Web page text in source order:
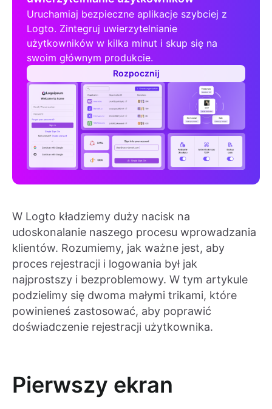
Uruchamiaj bezpieczne aplikacje szybciej z
Logto. Zintegruj uwierzytelnianie
użytkowników w kilka minut i skup się na
swoim głównym produkcie.
Rozpocznij
W Logto kładziemy duży nacisk na
udoskonalanie naszego procesu wprowadzania
klientów. Rozumiemy, jak ważne jest, aby
proces rejestracji i logowania był jak
najprostszy i bezproblemowy. W tym artykule
podzielimy się dwoma małymi trikami, które
powinieneś zastosować, aby poprawić
doświadczenie rejestracji użytkownika.
Pierwszy ekran